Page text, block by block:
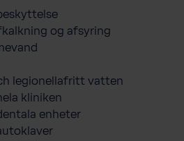
og afsyring
legionellafritt vatten
kliniken
enheter